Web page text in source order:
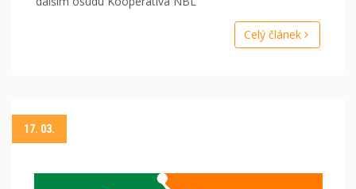
Celý článek
17. 03.